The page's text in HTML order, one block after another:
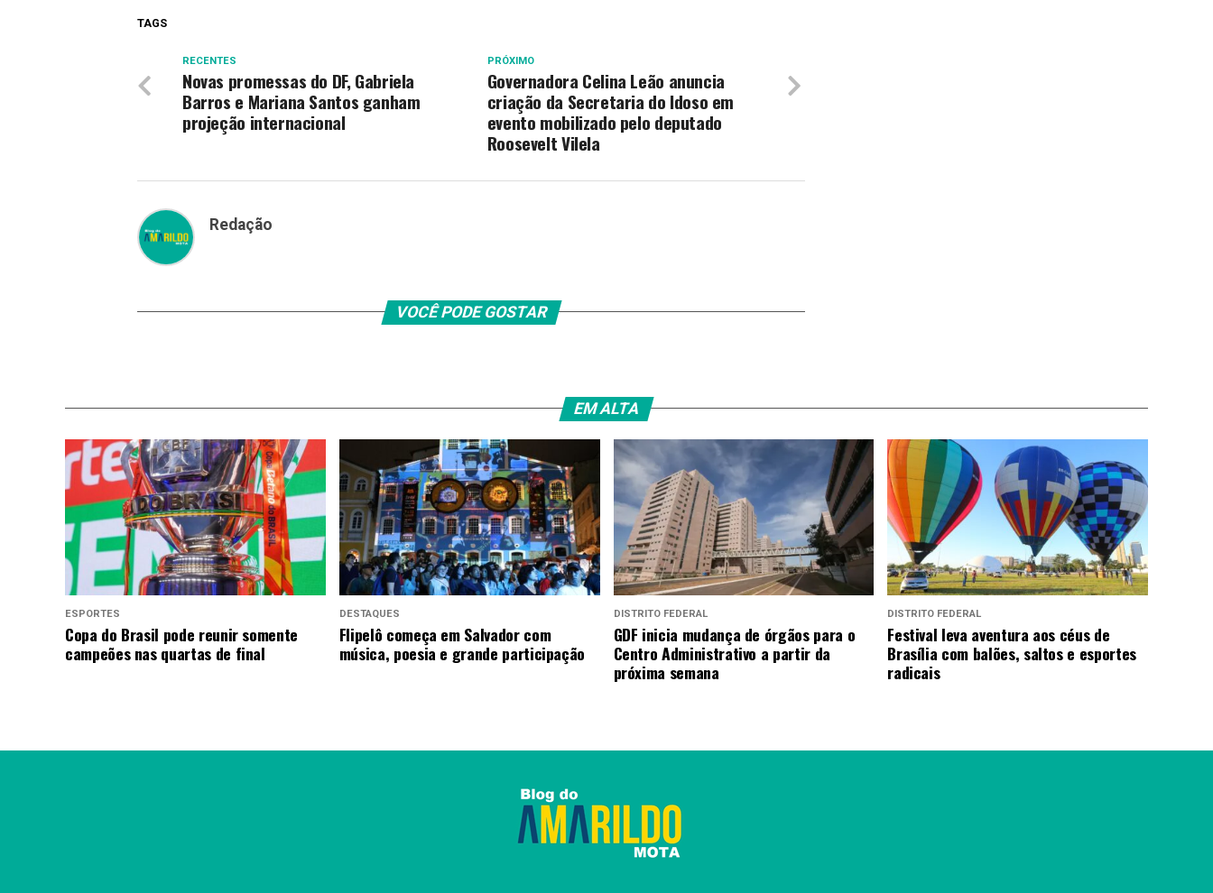
TAGS
PRÓXIMO
Governadora Celina Leão anuncia
criação da Secretaria do Idoso em
evento mobilizado pelo deputado
Roosevelt Vilela
RECENTES
Novas promessas do DF, Gabriela
Barros e Mariana Santos ganham
projeção internacional
Redação
VOCÊ PODE GOSTAR
EM ALTA
ESPORTES
Copa do Brasil pode reunir somente
campeões nas quartas de final
DESTAQUES
Flipelô começa em Salvador com
música, poesia e grande participação
DISTRITO FEDERAL
GDF inicia mudança de órgãos para o
Centro Administrativo a partir da
próxima semana
DISTRITO FEDERAL
Festival leva aventura aos céus de
Brasília com balões, saltos e esportes
radicais